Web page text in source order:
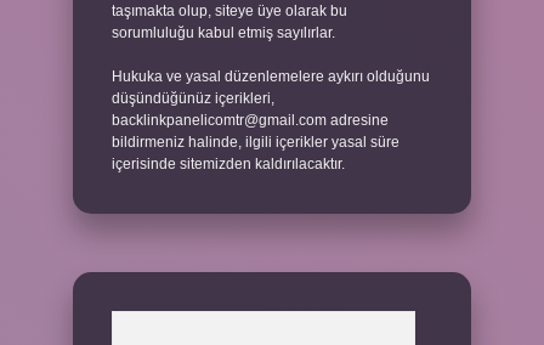
taşımakta olup, siteye üye olarak bu
sorumluluğu kabul etmiş sayılırlar.
Hukuka ve yasal düzenlemelere aykırı olduğunu
düşündüğünüz içerikleri,
backlinkpanelicomtr@gmail.com adresine
bildirmeniz halinde, ilgili içerikler yasal süre
içerisinde sitemizden kaldırılacaktır.